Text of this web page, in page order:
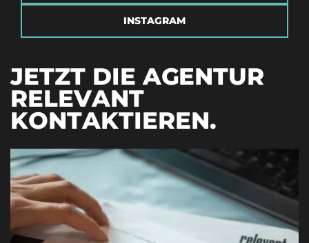
INSTAGRAM
JETZT DIE AGENTUR
RELEVANT
KONTAKTIEREN.